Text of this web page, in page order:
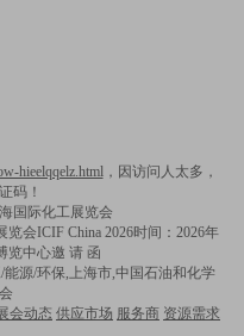
hieelqqelz.html，因访问人太多，
码！
国际化工展览会
会ICIF China 2026时间：2026年
览中心邀 请 函
源/环保,上海市,中国石油和化学
会动态 供应市场 服务商 资源需求